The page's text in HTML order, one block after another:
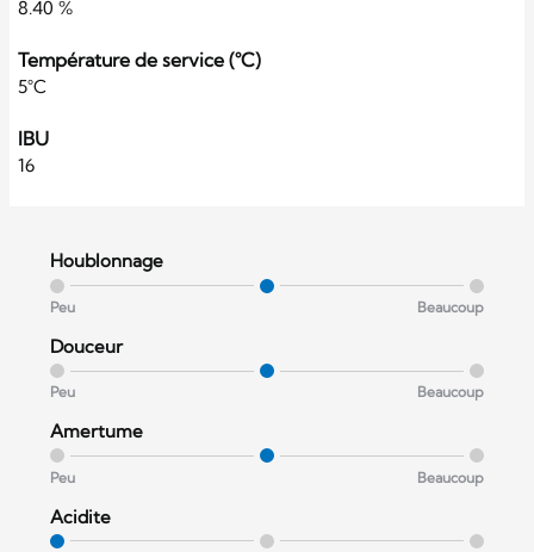
8.40 %
Température de service (°C)
5°C
IBU
16
Houblonnage
Peu Beaucoup
Douceur
Peu Beaucoup
Amertume
Peu Beaucoup
Acidite